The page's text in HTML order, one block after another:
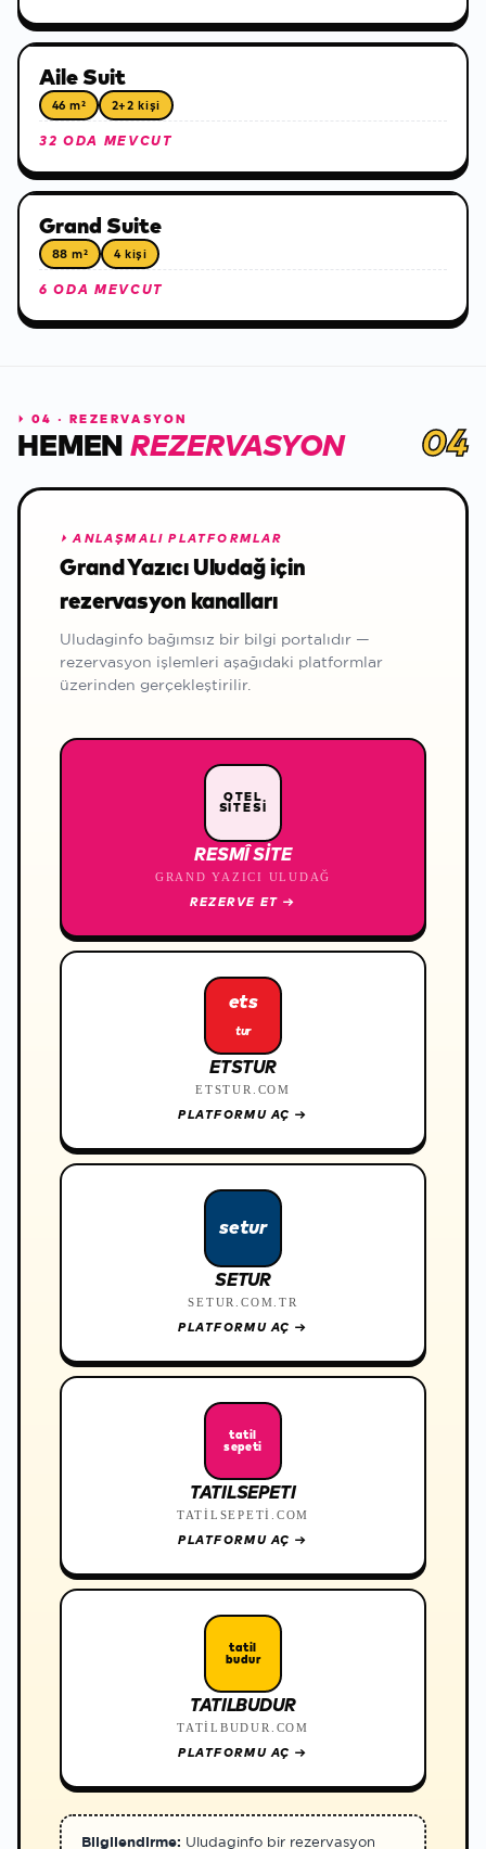
Aile Suit
46 m² 2+2 kişi
32 ODA MEVCUT
Grand Suite
88 m² 4 kişi
6 ODA MEVCUT
⏵ 04 · REZERVASYON
HEMENREZERVASYON 04
⏵ANLAŞMALI PLATFORMLAR
Grand Yazıcı Uludağ için
rezervasyon kanalları
Uludaginfo bağımsız bir bilgi portalıdır —
rezervasyon işlemleri aşağıdaki platformlar
üzerinden gerçekleştirilir.
OTEL
SİTESİ
RESMÎ SITE
GRAND YAZICI ULUDAĞ
REZERVE ET →
ets
tur
ETSTUR
ETSTUR.COM
PLATFORMU AÇ →
setur
SETUR
SETUR.COM.TR
PLATFORMU AÇ →
tatil
sepeti
TATILSEPETI
TATILSEPETI.COM
PLATFORMU AÇ →
tatil
budur
TATILBUDUR
TATILBUDUR.COM
PLATFORMU AÇ →
Bilgilendirme: Uludaginfo bir rezervasyon